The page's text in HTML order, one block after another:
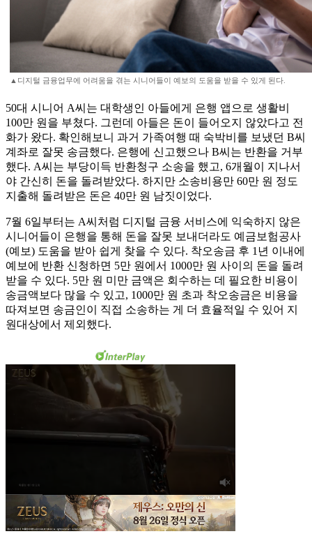
▲디지털 금융업무에 어려움을 겪는 시니어들이 예보의 도움을 받을 수 있게 된다.
50대 시니어 A씨는 대학생인 아들에게 은행 앱으로 생활비
100만 원을 부쳤다. 그런데 아들은 돈이 들어오지 않았다고 전
화가 왔다. 확인해보니 과거 가족여행 때 숙박비를 보냈던 B씨
계좌로 잘못 송금했다. 은행에 신고했으나 B씨는 반환을 거부
했다. A씨는 부당이득 반환청구 소송을 했고, 6개월이 지나서
야 간신히 돈을 돌려받았다. 하지만 소송비용만 60만 원 정도
지출해 돌려받은 돈은 40만 원 남짓이었다.
7월 6일부터는 A씨처럼 디지털 금융 서비스에 익숙하지 않은
시니어들이 은행을 통해 돈을 잘못 보내더라도 예금보험공사
(예보) 도움을 받아 쉽게 찾을 수 있다. 착오송금 후 1년 이내에
예보에 반환 신청하면 5만 원에서 1000만 원 사이의 돈을 돌려
받을 수 있다. 5만 원 미만 금액은 회수하는 데 필요한 비용이
송금액보다 많을 수 있고, 1000만 원 초과 착오송금은 비용을
따져보면 송금인이 직접 소송하는 게 더 효율적일 수 있어 지
원대상에서 제외했다.